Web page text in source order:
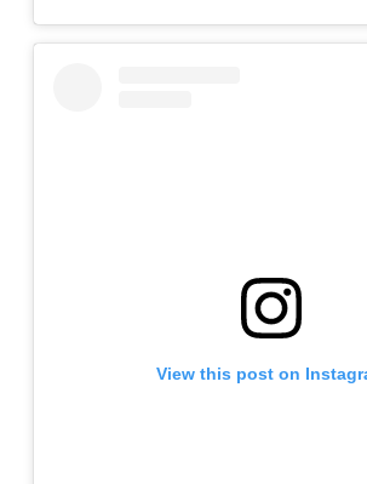
View this post on